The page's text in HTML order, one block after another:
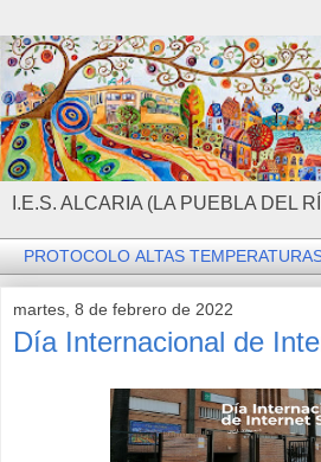
I.E.S. ALCARIA (LA PUEBLA DEL
martes, 8 de febrero de 2022
Día Internacional de